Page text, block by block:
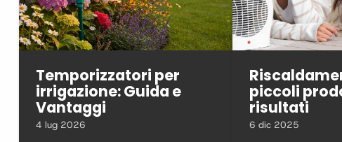
Temporizzatori per
irrigazione: Guida e
Vantaggi
4 lug 2026
piccoli
risultati
6 dic 2025